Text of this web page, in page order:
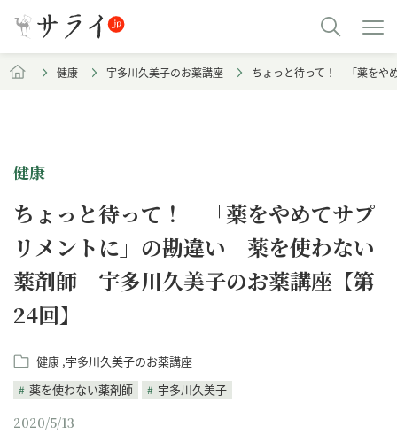
健康 宇多川久美子のお薬講座 ちょっと待って！ 「薬をや
健康
ちょっと待って！ 「薬をやめてサプ
リメントに」の勘違い｜薬を使わない
薬剤師 宇多川久美子のお薬講座【第
24回】
健康 宇多川久美子のお薬講座
薬を使わない薬剤師
宇多川久美子
2020/5/13